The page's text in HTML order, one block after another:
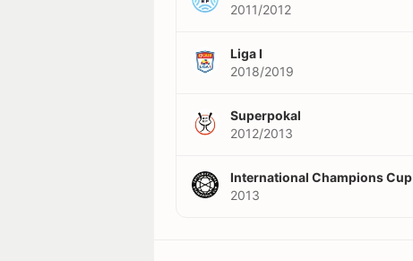
2011/2012
Liga I
2018/2019
Superpokal
2012/2013
International Champions Cup
2013